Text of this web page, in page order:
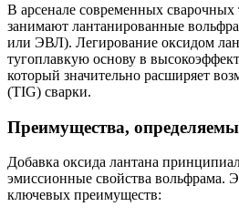
В арсенале современных сварочных
занимают лантанированные
или ЭВЛ). Легирование оксидом
тугоплавкую основу в
который значительно расширяет
(TIG) сварки.
Преимущества,
Добавка оксида лантана
эмиссионные свойства вольфрама.
ключевых преимуществ: